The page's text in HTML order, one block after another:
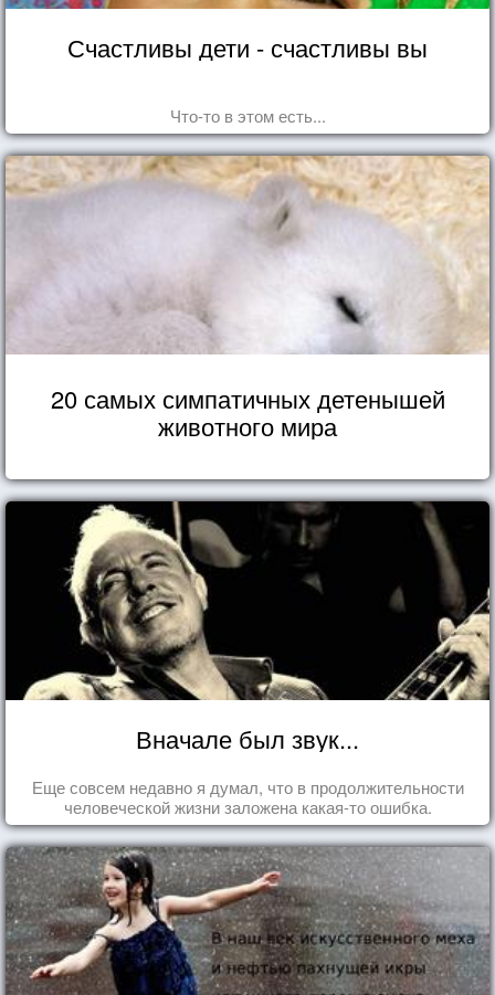
Счастливы дети - счастливы вы
Что-то в этом есть...
20 самых симпатичных детенышей
животного мира
Вначале был звук...
Еще совсем недавно я думал, что в продолжительности
человеческой жизни заложена какая-то ошибка.